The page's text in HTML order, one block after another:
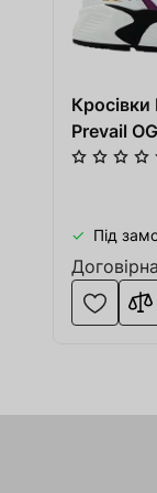
Prevail
розмір 41
Під